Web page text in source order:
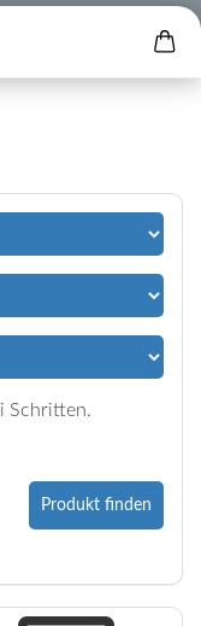
Schritten.
Produkt finden